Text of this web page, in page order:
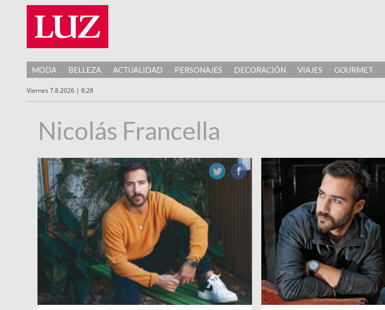
MODA BELLEZA ACTUALIDAD PERSONAJES DECORACIÓN VIAJES GOURMET
Viernes 7.8.2026 | 8:28
Nicolás Francella